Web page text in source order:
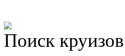
Поиск круизов